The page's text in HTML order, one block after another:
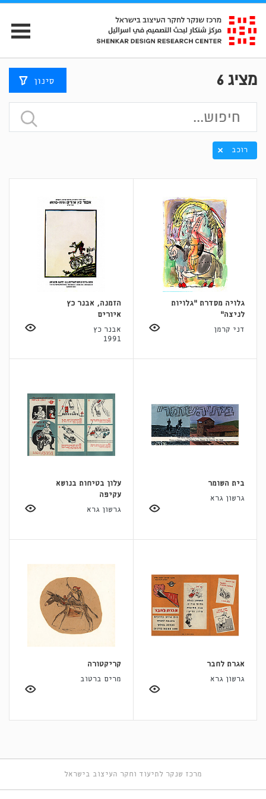
מציג6 סינון
רוכב
גלויה מסדרת "גלויות
לניצה"
דני קרמן
הזמנה, אבנר כץ
איורים
אבנר כץ
1991
בית השומר
גרשון גרא
עלון בטיחות בנושא
עקיפה
גרשון גרא
אגרת לחבר
גרשון גרא
קריקטורה
מרים ברטוב
מרכז שנקר לתיעוד וחקר העיצוב בישראל